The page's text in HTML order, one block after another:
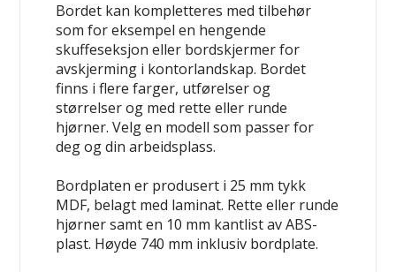
Bordet kan kompletteres med tilbehør
som for eksempel en hengende
skuffeseksjon eller bordskjermer for
avskjerming i kontorlandskap. Bordet
finns i flere farger, utførelser og
størrelser og med rette eller runde
hjørner. Velg en modell som passer for
deg og din arbeidsplass.
Bordplaten er produsert i 25 mm tykk
MDF, belagt med laminat. Rette eller runde
hjørner samt en 10 mm kantlist av ABS-
plast. Høyde 740 mm inklusiv bordplate.